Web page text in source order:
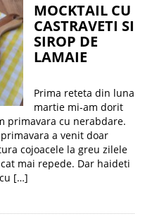
MOCKTAIL CU
CASTRAVETI SI
SIROP DE
LAMAIE
Prima reteta din luna
martie mi-am dorit
primavara cu nerabdare.
a venit doar
cojoacele la greu zilele
mai repede. Dar haideti
[…]